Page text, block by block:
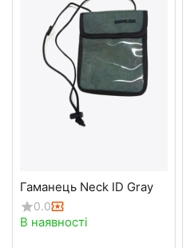
Гаманець Neck ID Gray
0.0
В наявності